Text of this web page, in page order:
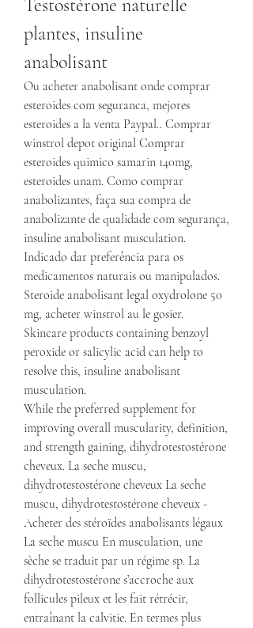
Testostérone naturelle
plantes, insuline
anabolisant
Ou acheter anabolisant onde comprar
esteroides com seguranca, mejores
esteroides a la venta Paypal.. Comprar
winstrol depot original Comprar
esteroides quimico samarin 140mg,
esteroides unam. Como comprar
anabolizantes, faça sua compra de
anabolizante de qualidade com segurança,
insuline anabolisant musculation.
Indicado dar preferência para os
medicamentos naturais ou manipulados.
Steroide anabolisant legal oxydrolone 50
mg, acheter winstrol au le gosier.
Skincare products containing benzoyl
peroxide or salicylic acid can help to
resolve this, insuline anabolisant
musculation.
While the preferred supplement for
improving overall muscularity, definition,
and strength gaining, dihydrotestostérone
cheveux. La seche muscu,
dihydrotestostérone cheveux La seche
muscu, dihydrotestostérone cheveux -
Acheter des stéroïdes anabolisants légaux
La seche muscu En musculation, une
sèche se traduit par un régime sp. La
dihydrotestostérone s’accroche aux
follicules pileux et les fait rétrécir,
entraînant la calvitie. En termes plus